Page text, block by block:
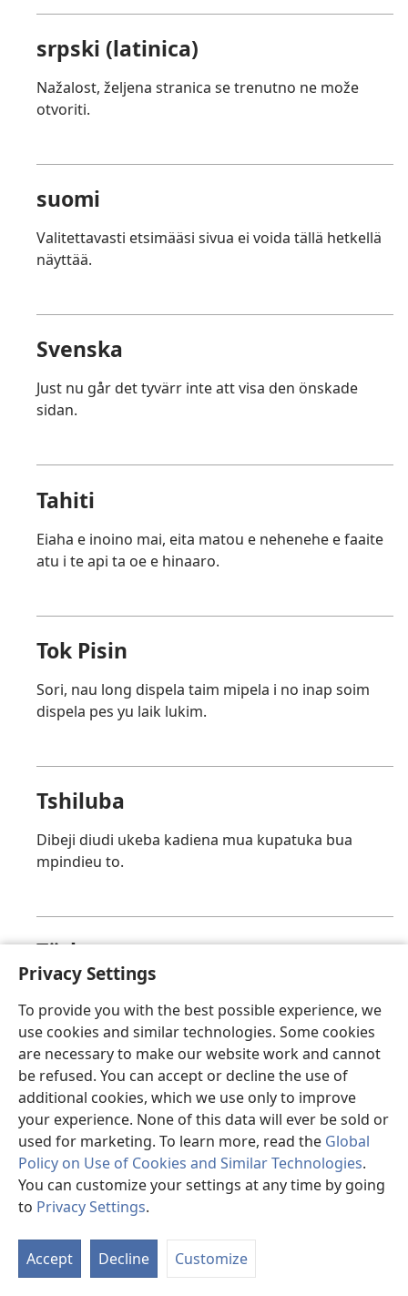
Privacy Settings
To provide you with the best possible experience, we
use cookies and similar technologies. Some cookies
are necessary to make our website work and cannot
be refused. You can accept or decline the use of
additional cookies, which we use only to improve
your experience. None of this data will ever be sold or
used for marketing. To learn more, read the Global
Policy on Use of Cookies and Similar Technologies.
You can customize your settings at any time by going
to Privacy Settings.
Accept Decline Customize
srpski (latinica)
Nažalost, željena stranica se trenutno ne može
otvoriti.
suomi
Valitettavasti etsimääsi sivua ei voida tällä hetkellä
näyttää.
Svenska
Just nu går det tyvärr inte att visa den önskade
sidan.
Tahiti
Eiaha e inoino mai, eita matou e nehenehe e faaite
atu i te api ta oe e hinaaro.
Tok Pisin
Sori, nau long dispela taim mipela i no inap soim
dispela pes yu laik lukim.
Tshiluba
Dibeji diudi ukeba kadiena mua kupatuka bua
mpindieu to.
Türkçe
Üzgünüz, bu sayfa şu anda görüntülenemiyor.
valencià
Ho sentim, en este moment la pàgina que busques
no està disponible.
Hiện trang mà bạn yêu cầu không thể hiển thị.